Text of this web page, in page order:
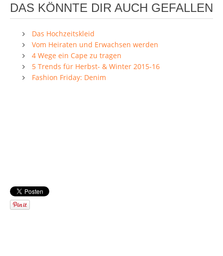
DAS KÖNNTE DIR AUCH GEFALLEN
Das Hochzeitskleid
Vom Heiraten und Erwachsen werden
4 Wege ein Cape zu tragen
5 Trends für Herbst- & Winter 2015-16
Fashion Friday: Denim